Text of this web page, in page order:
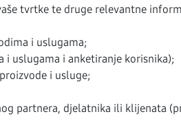
tvrtke te druge relevantne
i uslugama;
i uslugama i anketiranje korisnika);
i usluge;
partnera, djelatnika ili klijenata